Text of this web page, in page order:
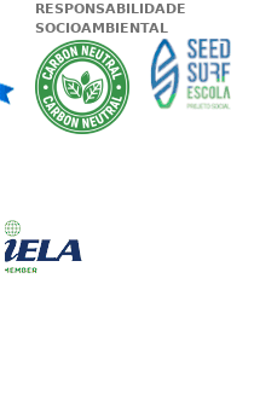
- Status do site no
Garantia de
RESPONSABILIDADE
SOCIOAMBIENTAL
A